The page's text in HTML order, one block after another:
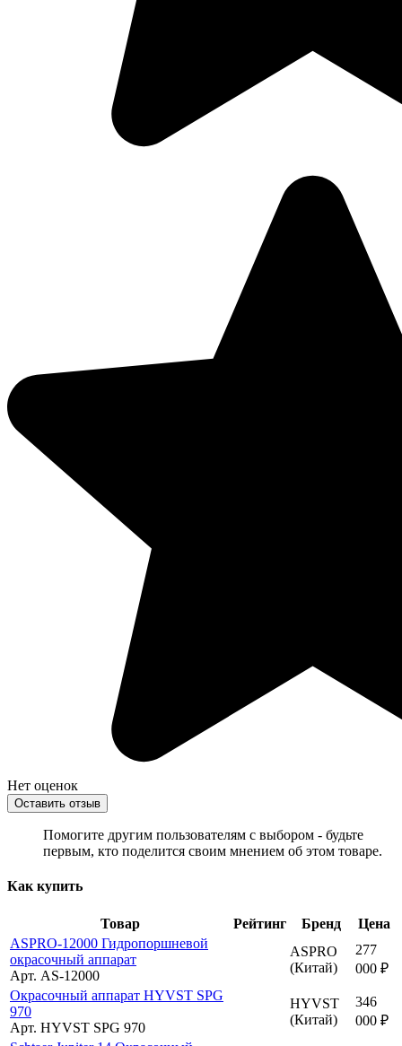
Нет оценок
Оставить отзыв
Помогите другим пользователям с выбором - будьте
первым, кто поделится своим мнением об этом товаре.
Как купить
Товар Рейтинг Бренд
Цена
ASPRO-12000 Гидропоршневой
окрасочный аппарат
Арт. AS-12000
ASPRO
(Китай)
277
000 ₽
Окрасочный аппарат HYVST SPG
970
Арт. HYVST SPG 970
HYVST
(Китай)
346
000 ₽